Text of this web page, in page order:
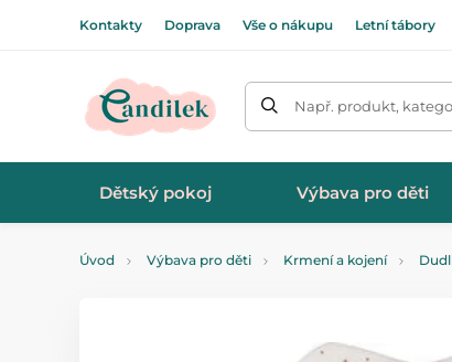
Kontakty Doprava Vše o nákupu Letní tábory
Např. produkt,
Dětský pokoj Výbava pro děti
Úvod Výbava pro děti Krmení a kojení